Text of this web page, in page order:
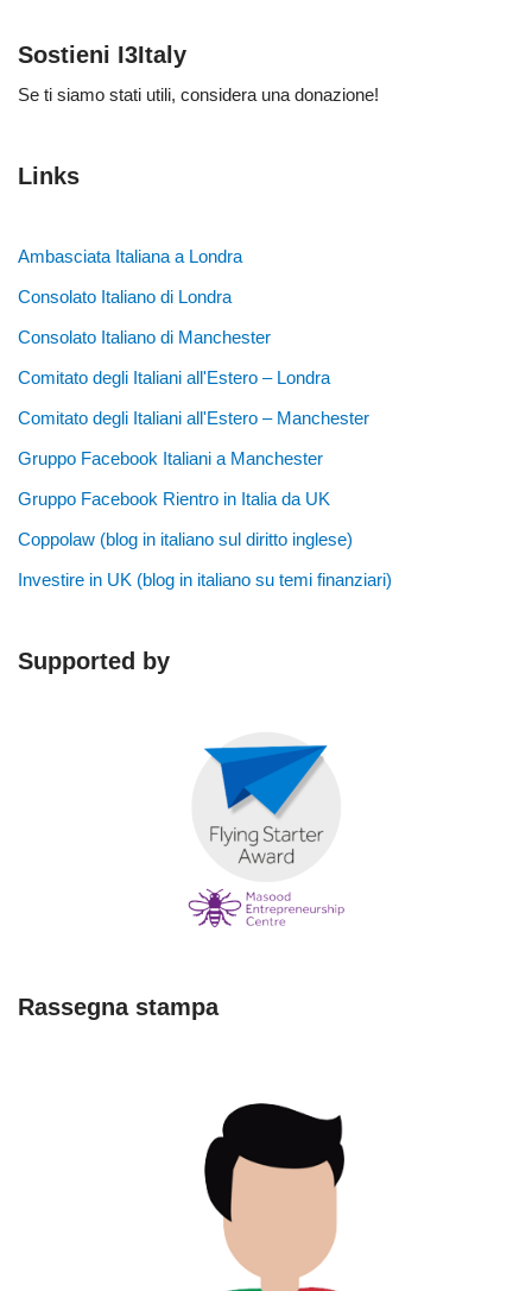
Sostieni I3Italy
Se ti siamo stati utili, considera una donazione!
Links
Ambasciata Italiana a Londra
Consolato Italiano di Londra
Consolato Italiano di Manchester
Comitato degli Italiani all'Estero – Londra
Comitato degli Italiani all'Estero – Manchester
Gruppo Facebook Italiani a Manchester
Gruppo Facebook Rientro in Italia da UK
Coppolaw (blog in italiano sul diritto inglese)
Investire in UK (blog in italiano su temi finanziari)
Supported by
Rassegna stampa